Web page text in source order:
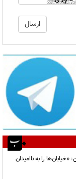
را به ناامیدان